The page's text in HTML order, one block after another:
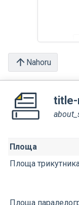
Nahoru
title-
Площа
Площа
Площа